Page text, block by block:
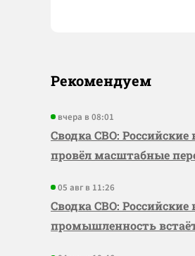
Рекомендуем
вчера в 08:01
Сводка СВО:
провёл масштабные
05 авг в 11:26
Сводка СВО:
промышленность